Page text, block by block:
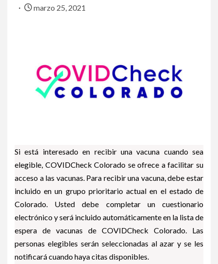
marzo 25, 2021
Si está interesado en recibir una vacuna cuando sea
elegible, COVIDCheck Colorado se ofrece a facilitar su
acceso a las vacunas. Para recibir una vacuna, debe estar
incluido en un grupo prioritario actual en el estado de
Colorado. Usted debe completar un cuestionario
electrónico y será incluido automáticamente en la lista de
espera de vacunas de COVIDCheck Colorado. Las
personas elegibles serán seleccionadas al azar y se les
notificará cuando haya citas disponibles.